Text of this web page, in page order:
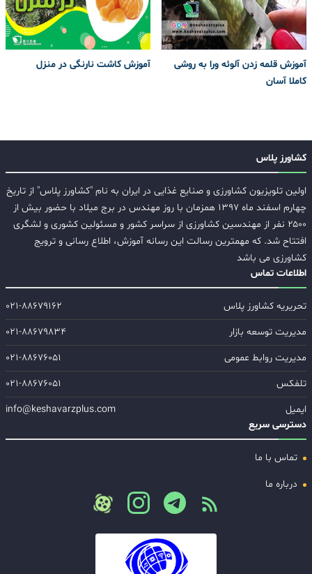
آموزش قلمه زدن آلوئه ورا به روشی
کاملا آسان
آموزش کاشت نارنگی در منزل
کشاورز پلاس
اولین تلویزیون کشاورزی و صنایع غذایی در ایران به نام "کشاورز پلاس" از تاریخ
چهارم اسفند ماه ۱۳۹۷ همزمان با روز مهندس در برج میلاد با حضور بیش از
۲۵۰۰ نفر از مهندسین کشاورزی از سراسر کشور و مسئولین کشوری و لشگری
افتتاح شد. که مهمترین رسالت این رسانه آموزش، اطلاع رسانی و ترویج
کشاورزی می باشد
اطلاعات تماس
تحریریه کشاورز پلاس
۰۲۱-۸۸۶۷۹۱۶۲
مدیریت توسعه بازار
۰۲۱-۸۸۶۷۹۸۳۴
مدیریت روابط عمومی
۰۲۱-۸۸۶۷۶۰۵۱
تلفکس
۰۲۱-۸۸۶۷۶۰۵۱
ایمیل
info@keshavarzplus.com
دسترسی سریع
تماس با ما
درباره ما